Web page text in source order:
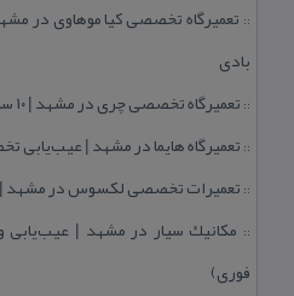
:: تعمیرگاه تخصصی كیا موهاوی در
بادی
:: تعمیرگاه تخصصی چری در مشهد | ۱۰ سال تجربه و امداد خودرو
:: تعمیرگاه هایما در مشهد | عیب‌یابی
:: تعمیرات تخصصی لكسوس در مشهد |
:: مكانیك سیار در مشهد |
فوری)